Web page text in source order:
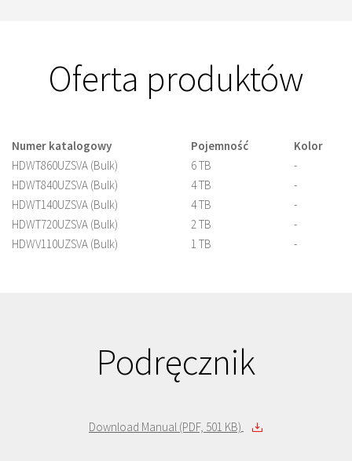
Oferta produktów
Numer katalogowy Pojemność
Kolor
HDWT860UZSVA (Bulk)
6 TB
-
HDWT840UZSVA (Bulk)
4 TB
-
HDWT140UZSVA (Bulk)
4 TB
-
HDWT720UZSVA (Bulk)
2 TB
-
HDWV110UZSVA (Bulk)
1 TB -
Podręcznik
Download Manual (PDF, 501 KB)